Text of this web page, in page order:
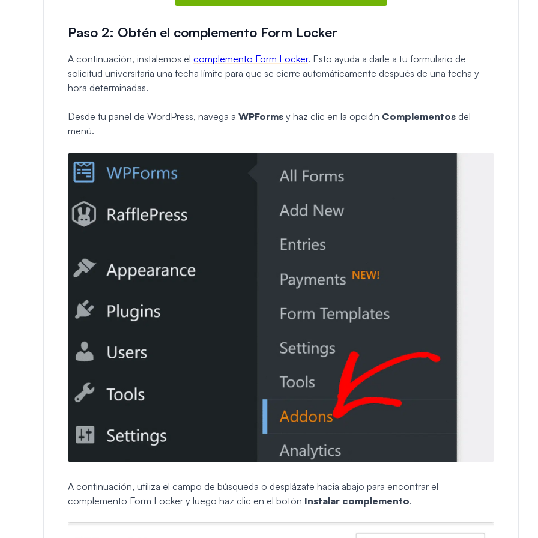
Paso 2: Obtén el complemento Form Locker
A continuación, instalemos el complemento Form Locker. Esto ayuda a darle a tu formulario de
solicitud universitaria una fecha límite para que se cierre automáticamente después de una fecha y
hora determinadas.
Desde tu panel de WordPress, navega a WPForms y haz clic en la opción Complementos del
menú.
A continuación, utiliza el campo de búsqueda o desplázate hacia abajo para encontrar el
complemento Form Locker y luego haz clic en el botón Instalar complemento.